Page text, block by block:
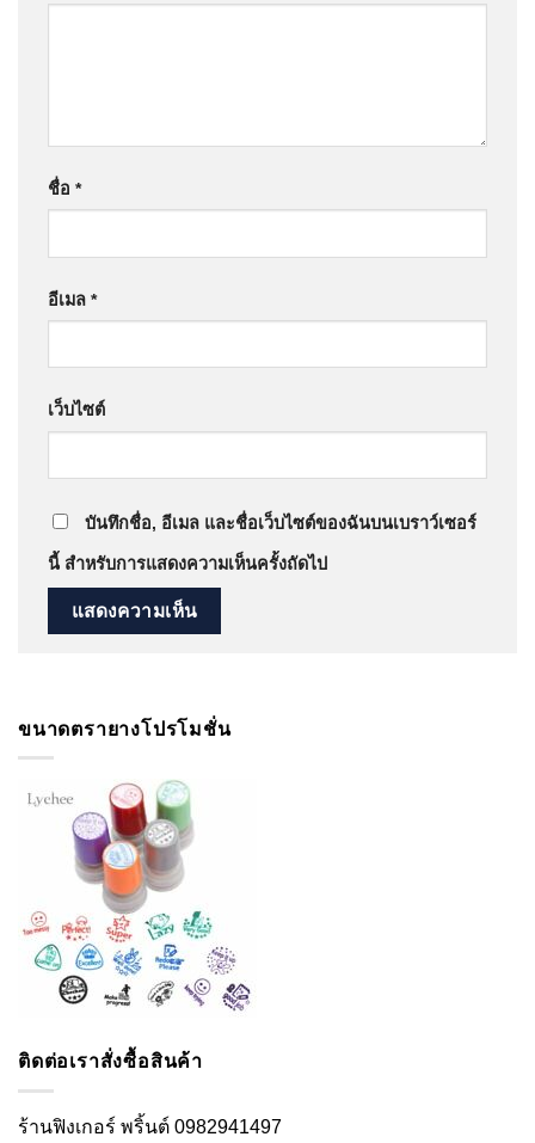
ชื่อ *
อีเมล *
เว็บไซต์
บันทึกชื่อ, อีเมล และชื่อเว็บไซต์ของฉันบนเบราว์เซอร์
นี้ สำหรับการแสดงความเห็นครั้งถัดไป
ขนาดตรายางโปรโมชั่น
ติดต่อเราสั่งซื้อสินค้า
ร้านฟิงเกอร์ พริ้นต์ 0982941497